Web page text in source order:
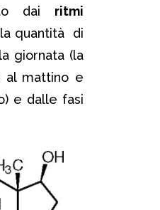
dai ritmi
quantità di
giornata (la
al mattino e
e dalle fasi